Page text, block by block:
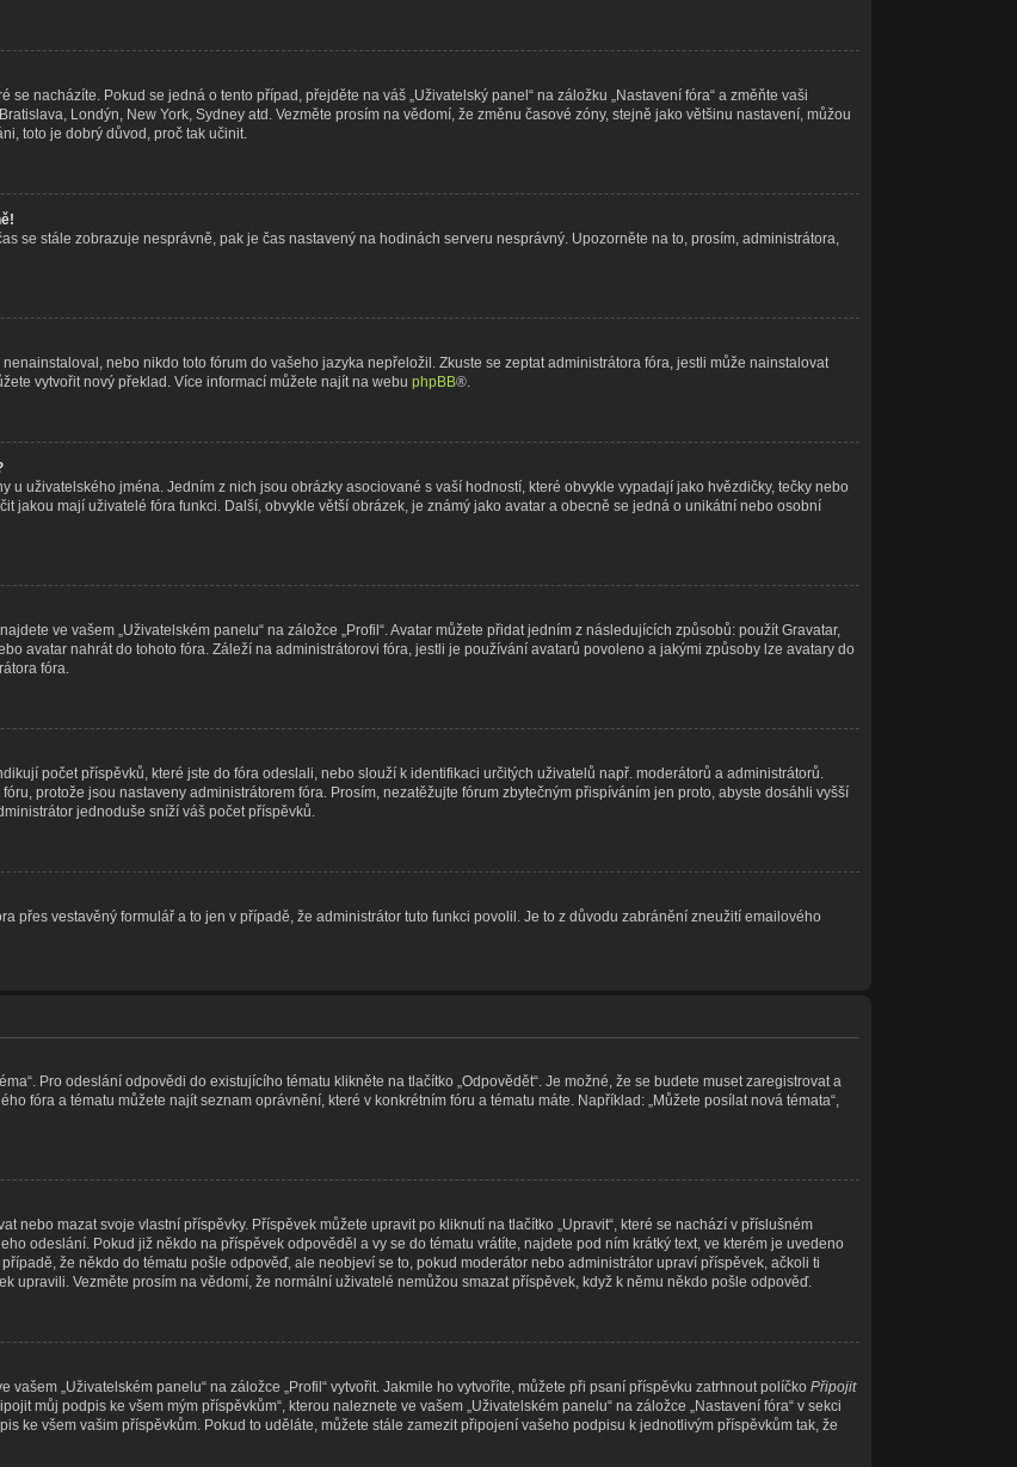
nacházíte. Pokud se jedná o tento případ, přejděte na váš „Uživatelský panel“ na záložku „Nastavení fóra“ a změňte vaši
Londýn, New York, Sydney atd. Vezměte prosím na vědomí, že změnu časové zóny, stejně jako většinu nastavení, můžou
toto je dobrý důvod, proč tak učinit.
se stále zobrazuje nesprávně, pak je čas nastavený na hodinách serveru nesprávný. Upozorněte na to, prosím, administrátora,
nebo nikdo toto fórum do vašeho jazyka nepřeložil. Zkuste se zeptat administrátora fóra, jestli může nainstalovat
vytvořit nový překlad. Více informací můžete najít na webu phpBB®.
u uživatelského jména. Jedním z nich jsou obrázky asociované s vaší hodností, které obvykle vypadají jako hvězdičky, tečky nebo
jakou mají uživatelé fóra funkci. Další, obvykle větší obrázek, je známý jako avatar a obecně se jedná o unikátní nebo osobní
ve vašem „Uživatelském panelu“ na záložce „Profil“. Avatar můžete přidat jedním z následujících způsobů: použít Gravatar,
avatar nahrát do tohoto fóra. Záleží na administrátorovi fóra, jestli je používání avatarů povoleno a jakými způsoby lze avatary do
fóra.
počet příspěvků, které jste do fóra odeslali, nebo slouží k identifikaci určitých uživatelů např. moderátorů a administrátorů.
protože jsou nastaveny administrátorem fóra. Prosím, nezatěžujte fórum zbytečným přispíváním jen proto, abyste dosáhli vyšší
jednoduše sníží váš počet příspěvků.
přes vestavěný formulář a to jen v případě, že administrátor tuto funkci povolil. Je to z důvodu zabránění zneužití emailového
Pro odeslání odpovědi do existujícího tématu klikněte na tlačítko „Odpovědět“. Je možné, že se budete muset zaregistrovat a
fóra a tématu můžete najít seznam oprávnění, které v konkrétním fóru a tématu máte. Například: „Můžete posílat nová témata“,
nebo mazat svoje vlastní příspěvky. Příspěvek můžete upravit po kliknutí na tlačítko „Upravit“, které se nachází v příslušném
odeslání. Pokud již někdo na příspěvek odpověděl a vy se do tématu vrátíte, najdete pod ním krátký text, ve kterém je uvedeno
že někdo do tématu pošle odpověď, ale neobjeví se to, pokud moderátor nebo administrátor upraví příspěvek, ačkoli ti
upravili. Vezměte prosím na vědomí, že normální uživatelé nemůžou smazat příspěvek, když k němu někdo pošle odpověď.
„Uživatelském panelu“ na záložce „Profil“ vytvořit. Jakmile ho vytvoříte, můžete při psaní příspěvku zatrhnout políčko Připojit
můj podpis ke všem mým příspěvkům“, kterou naleznete ve vašem „Uživatelském panelu“ na záložce „Nastavení fóra“ v sekci
ke všem vašim příspěvkům. Pokud to uděláte, můžete stále zamezit připojení vašeho podpisu k jednotlivým příspěvkům tak, že